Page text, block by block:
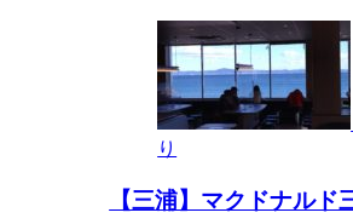
り
【三浦】マクドナルド